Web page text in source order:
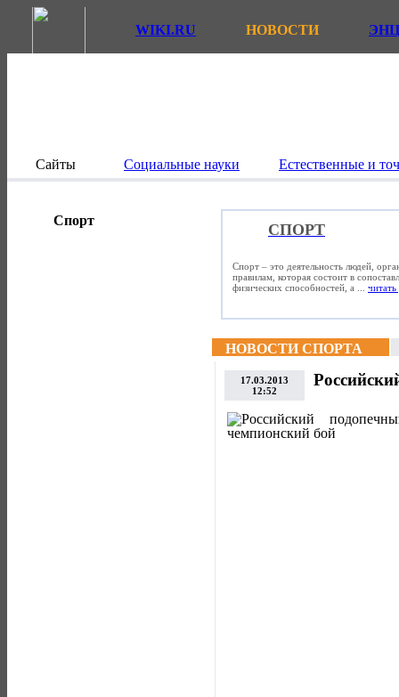
WIKI.RU НОВОСТИ
Сайты Социальные науки Естественные и
Спорт
СПОРТ
Спорт – это деятельность людей,
правилам, которая состоит в
физических способностей, а ... читать
НОВОСТИ СПОРТА
17.03.2013
12:52